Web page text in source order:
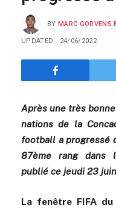
BY MARC GORVENS
UPDATED: 24/06/2022
Après une très
nations de la
football a progressé
87ème rang dans
publié ce jeudi 23
La fenêtre FIFA